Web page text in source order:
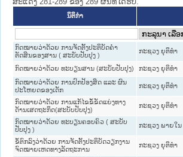
ນິຕິກໍາ
ກົດໝາຍວ່າດ້ວຍ ການຈັດຕັ້ງປະຕິບັດຄຳ
ຕັດສິນຂອງສານ ( ສະບັບປັບປຸງ )
ກະຊວງ ຍຸຕິທໍາ
ກົດໝາຍວ່າດ້ວຍ ທະບຽນສານ (ສະບັບປັບປຸງ)
ກະຊວງ ຍຸຕິທໍາ
ກົດໝາຍວ່າດ້ວຍ ການປົກປ້ອງສິດ ແລະ ຜົນ
ປະໂຫຍດຂອງເດັກ
ກະຊວງ ຍຸຕິທໍາ
ກົດໝາຍວ່າດ້ວຍ ການແກ້ໄຂຂໍ້ຂັດແຍ່ງທາງ
ດ້ານເສດຖະກິດ(ສະບັບປັບປຸງ)
ກະຊວງ ຍຸຕິທໍາ
ກົດ​ໝາຍວ່າ​ດ້ວຍ ທະບຽນຄອບຄົວ ( ສະ​ບັບ​
ປັບ​ປຸງ )
ກະຊວງ ພາຍໃນ
ຂໍ້​ຕົກ​ລົງວ່າ​ດ້ວຍ ການຈັດຕັ້ງປະຕິບັດວຽກງານ
ຈົດໝາຍເຫດທາງລັດຖະການ
ກະຊວງ ຍຸຕິທໍາ